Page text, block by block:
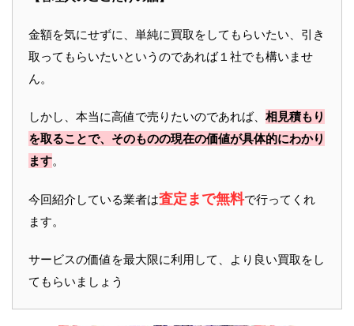
金額を気にせずに、単純に買取をしてもらいたい、引き
取ってもらいたいというのであれば１社でも構いませ
ん。
しかし、本当に高値で売りたいのであれば、 相見積もり
を取ることで、そのものの現在の価値が具体的にわかり
ます。
今回紹介している業者は査定まで無料で行ってくれ
ます。
サービスの価値を最大限に利用して、より良い買取をし
てもらいましょう